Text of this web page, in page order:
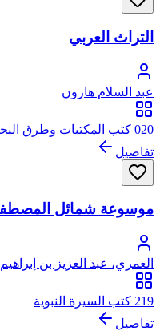
التراث العربي
عبد السلام هارون
020 كتب المكتبات وطرق البحث
تفاصيل
موسوعة شمائل
العمري، عبد العزيز بن إبراهيم
219 كتب السيرة النبوية
تفاصيل